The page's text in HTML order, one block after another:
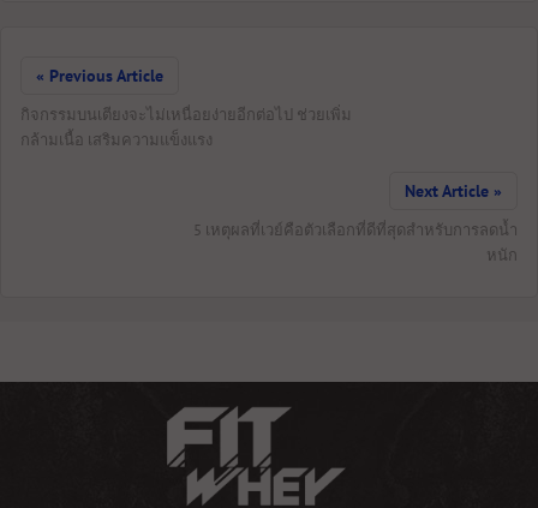
« Previous Article
กิจกรรมบนเตียงจะไม่เหนื่อยง่ายอีกต่อไป ช่วยเพิ่ม
กล้ามเนื้อ เสริมความแข็งแรง
Next Article »
5 เหตุผลที่เวย์คือตัวเลือกที่ดีที่สุดสำหรับการลดน้ำ
หนัก